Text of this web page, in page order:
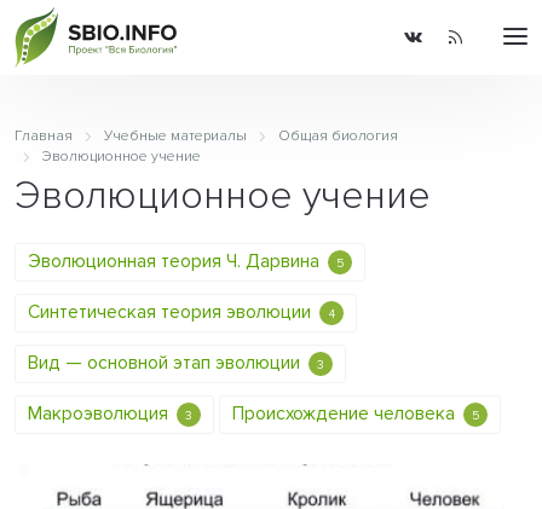
Главная Учебные материалы
Общая биология
Эволюционное учение
Эволюционное учение
Эволюционная теория Ч. Дарвина 5
Синтетическая теория эволюции 4
Вид — основной этап эволюции 3
Макроэволюция 3 Происхождение человека 5